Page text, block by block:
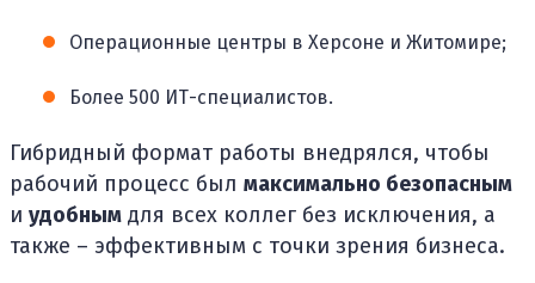
Операционные центры в Херсоне и Житомире;
Более 500 ИТ-специалистов.
Гибридный формат работы внедрялся, чтобы
рабочий процесс был максимально безопасным
и удобным для всех коллег без исключения, а
также – эффективным с точки зрения бизнеса.